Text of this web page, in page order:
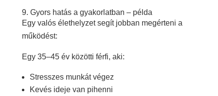
9. Gyors hatás a gyakorlatban – példa
Egy valós élethelyzet segít jobban megérteni a
működést:
Egy 35–45 év közötti férfi, aki:
Stresszes munkát végez
Kevés ideje van pihenni